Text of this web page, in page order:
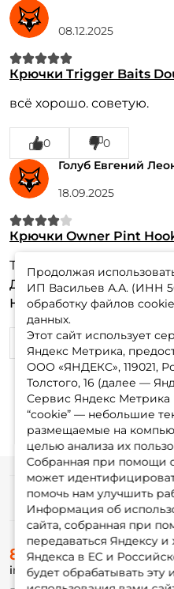
08.12.2025
Крючки Trigger Baits
всё хорошо. советую.
0
0
Голуб Евгений
18.09.2025
Крючки Owner Pint Hook
Так себе....
Достоинства:
Недостатки: После 2ух
0 0
Продолжая
ИП Васильев А.А. (ИНН
обработку файлов
данных.
Этот сайт использует
Яндекс Метрика,
ООО «ЯНДЕКС», 119021,
Толстого, 16 (далее —
Сервис Яндекс Метрика
“cookie” — небольшие
размещаемые на
целью анализа их
Собранная при помощи
может
помочь нам улучшить
Информация об
сайта, собранная при
передаваться Яндексу
Яндекса в ЕС и
будет обрабатывать
О
8 (495) 532-77-88
info@foxfishing.ru